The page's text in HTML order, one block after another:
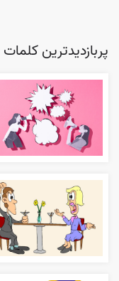
پربازدیدترین